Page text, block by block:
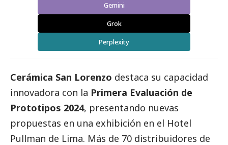
Gemini
Grok
Perplexity
Cerámica San Lorenzo destaca su capacidad
innovadora con la Primera Evaluación de
Prototipos 2024, presentando nuevas
propuestas en una exhibición en el Hotel
Pullman de Lima. Más de 70 distribuidores de